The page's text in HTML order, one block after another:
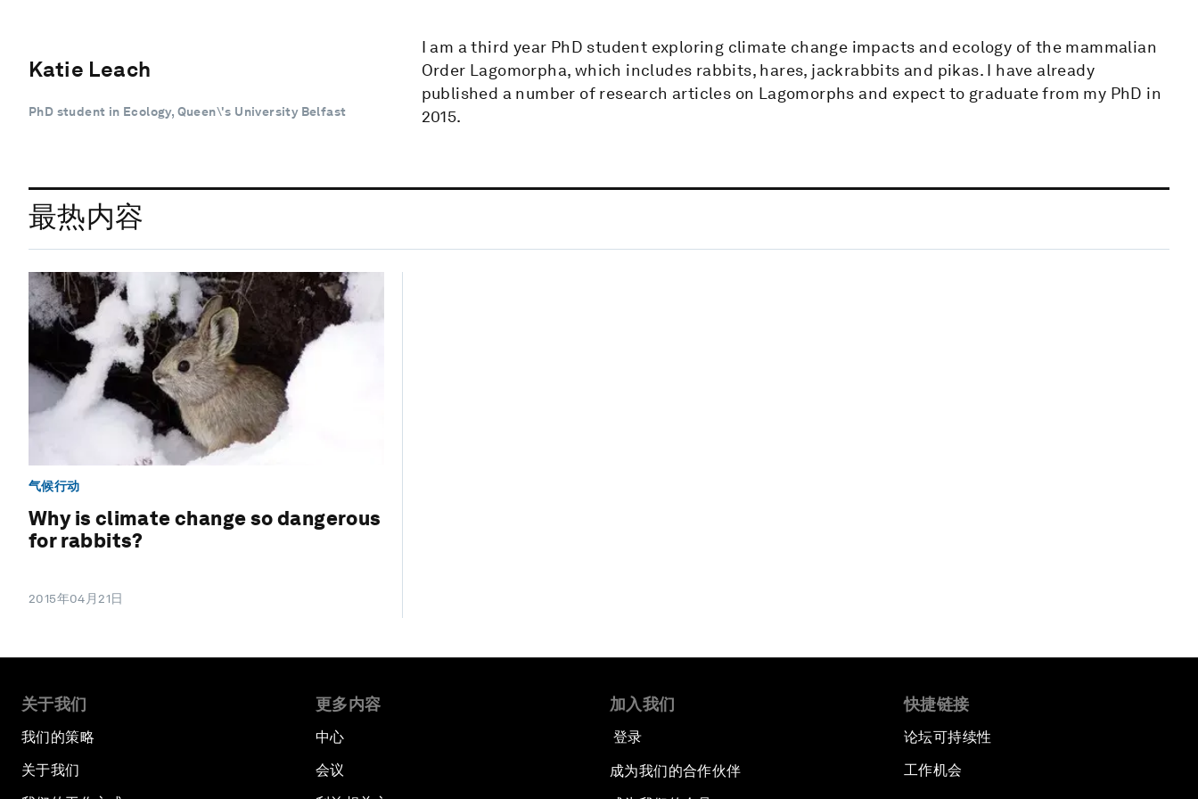
Katie Leach
PhD student in Ecology, Queen\'s University Belfast
I am a third year PhD student exploring climate change impacts and ecology of the mammalian
Order Lagomorpha, which includes rabbits, hares, jackrabbits and pikas. I have already
published a number of research articles on Lagomorphs and expect to graduate from my PhD in
2015.
最热内容
气候行动
Why is climate change so dangerous
for rabbits?
2015年04月21日
关于我们
我们的策略
关于我们
更多内容
中心
会议
加入我们
登录
成为我们的合作伙伴
快捷链接
论坛可持续性
工作机会